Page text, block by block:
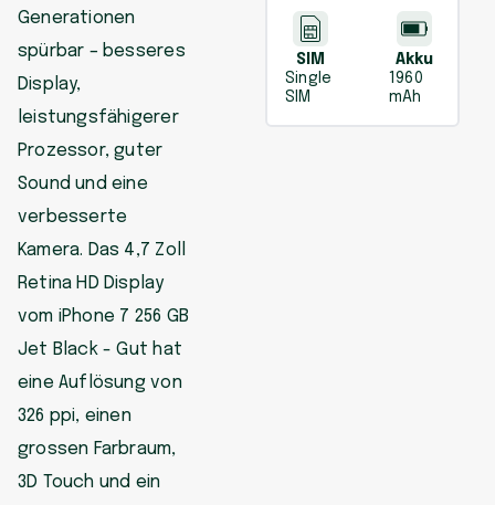
Generationen
spürbar – besseres
Display,
leistungsfähigerer
Prozessor, guter
Sound und eine
verbesserte
Kamera. Das 4,7 Zoll
Retina HD Display
vom iPhone 7 256 GB
Jet Black - Gut hat
eine Auflösung von
326 ppi, einen
grossen Farbraum,
3D Touch und ein
SIM
Single
SIM
Akku
1960
mAh